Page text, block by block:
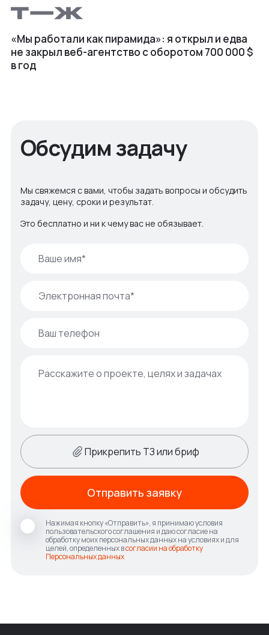
«Мы работали как пирамида»: я открыл и едва
не закрыл веб⁠-⁠агентство с оборотом 700 000 $
в год
Обсудим задачу
Мы свяжемся с вами, чтобы задать вопросы и обсудить
задачу, цену, сроки и результат.
Это бесплатно и ни к чему вас не обязывает.
Прикрепить ТЗ или бриф
Нажимая кнопку «Отправить», я принимаю условия
пользовательского соглашения и даю согласие на
обработку моих персональных данных на условиях и для
целей, определенных всогласии на обработку
Персональных данных
Отправить заявку